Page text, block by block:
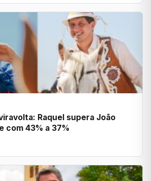
Raquel supera João
com 43% a 37%